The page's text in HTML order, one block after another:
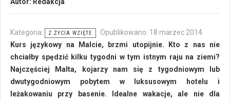
Kategoria: Z ŻYCIA WZIĘTE
Opublikowano: 18 marzec 2014
Kurs językowy na Malcie, brzmi utopijnie. Kto z nas nie
chciałby spędzić kilku tygodni w tym istnym raju na ziemi?
Najczęściej Malta, kojarzy nam się z tygodniowym lub
dwutygodniowym pobytem w luksusowym hotelu i
leżakowaniu przy basenie. Idealne wakacje, ale nie dla